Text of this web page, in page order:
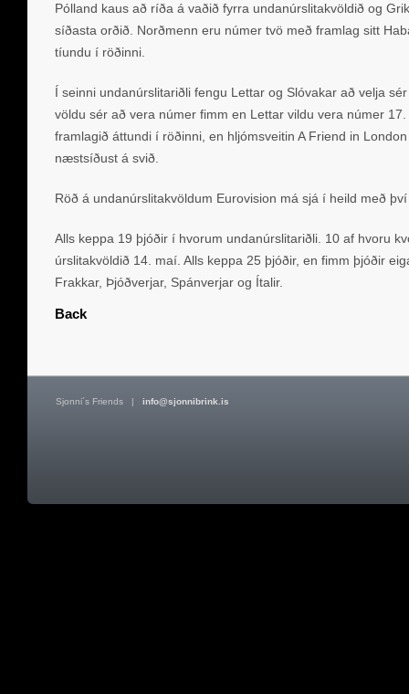
Pólland kaus að ríða á vaðið fyrra undanúrslitakvöldið og
síðasta orðið. Norðmenn eru númer tvö með framlag sitt
tíundu í röðinni.
Í seinni undanúrslitariðli fengu Lettar og Slóvakar að velja
völdu sér að vera númer fimm en Lettar vildu vera númer
framlagið áttundi í röðinni, en hljómsveitin A Friend in
næstsíðust á svið.
Röð á undanúrslitakvöldum Eurovision má sjá í heild með
Alls keppa 19 þjóðir í hvorum undanúrslitariðli. 10 af hvoru
úrslitakvöldið 14. maí. Alls keppa 25 þjóðir, en fimm þjóðir
Frakkar, Þjóðverjar, Spánverjar og Ítalir.
Back
Sjonni´s Friends | info@sjonnibrink.is